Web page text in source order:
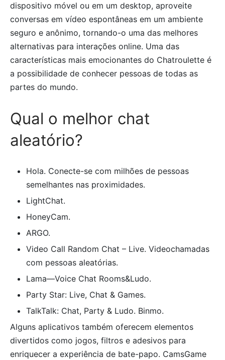
dispositivo móvel ou em um desktop, aproveite
conversas em vídeo espontâneas em um ambiente
seguro e anônimo, tornando-o uma das melhores
alternativas para interações online. Uma das
características mais emocionantes do Chatroulette é
a possibilidade de conhecer pessoas de todas as
partes do mundo.
Qual o melhor chat
aleatório?
Hola. Conecte-se com milhões de pessoas
semelhantes nas proximidades.
LightChat.
HoneyCam.
ARGO.
Video Call Random Chat – Live. Videochamadas
com pessoas aleatórias.
Lama—Voice Chat Rooms&Ludo.
Party Star: Live, Chat & Games.
TalkTalk: Chat, Party & Ludo. Binmo.
Alguns aplicativos também oferecem elementos
divertidos como jogos, filtros e adesivos para
enriquecer a experiência de bate-papo. CamsGame